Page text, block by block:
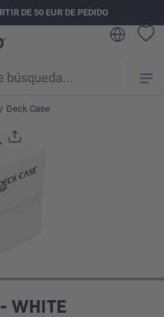
DE 50 EUR DE PEDIDO
/ Deck Case
WHITE